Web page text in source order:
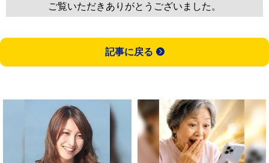
ご覧いただきありがとうございました。
記事に戻る